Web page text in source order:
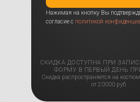
СКИДКА ДОСТУПНА ПРИ
ФОРМУ В ПЕРВЫЙ ДЕНЬ
Скидка распространяется на
от 20000 руб.
Нажимая на кнопку Вы
согласие с политикой